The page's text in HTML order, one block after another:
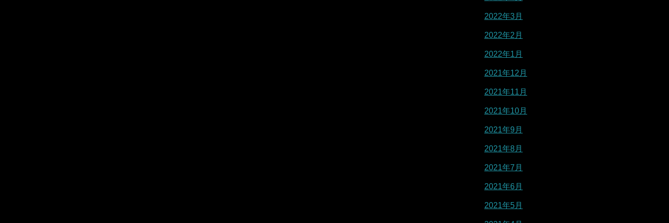
2022年3月
2022年2月
2022年1月
2021年12月
2021年11月
2021年10月
2021年9月
2021年8月
2021年7月
2021年6月
2021年5月